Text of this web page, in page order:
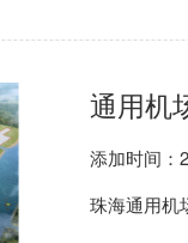
通用机
添加时间
珠海通用机